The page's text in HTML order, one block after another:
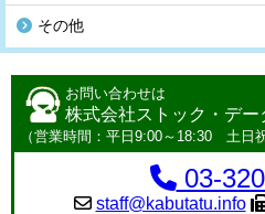
その他
お問い合わせは
株式会社ストック・デ
（営業時間：平日9:00～18:30 土日
03-
staff@kabutatu.info